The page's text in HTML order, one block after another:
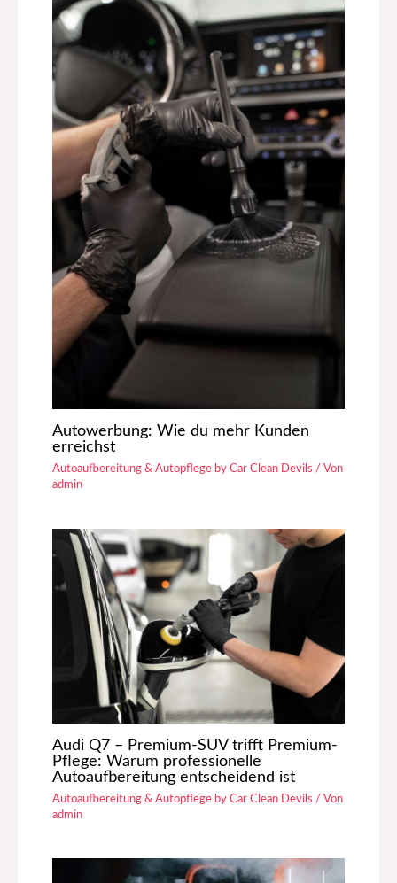
Autowerbung: Wie du mehr Kunden
erreichst
Autoaufbereitung & Autopflege by Car Clean Devils / Von
admin
Audi Q7 – Premium-SUV trifft Premium-
Pflege: Warum professionelle
Autoaufbereitung entscheidend ist
Autoaufbereitung & Autopflege by Car Clean Devils / Von
admin